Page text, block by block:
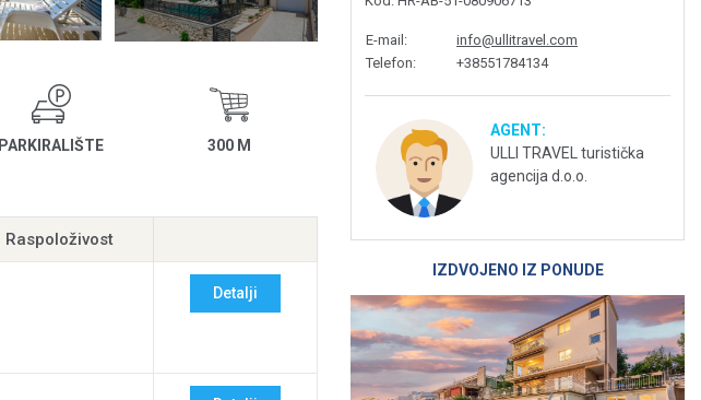
PARKIRALIŠTE 300 M
Raspoloživost
Detalji
E-mail:
info@ullitravel.com
Telefon: +38551784134
AGENT:
ULLI TRAVEL turistička
agencija d.o.o.
IZDVOJENO IZ PONUDE